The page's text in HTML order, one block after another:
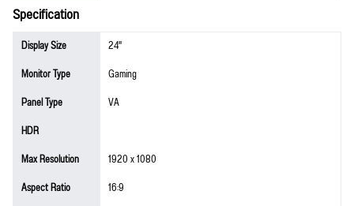
Specification
Display Size
24"
Monitor Type
Gaming
Panel Type
VA
HDR
Max Resolution
1920 x 1080
Aspect Ratio
16:9